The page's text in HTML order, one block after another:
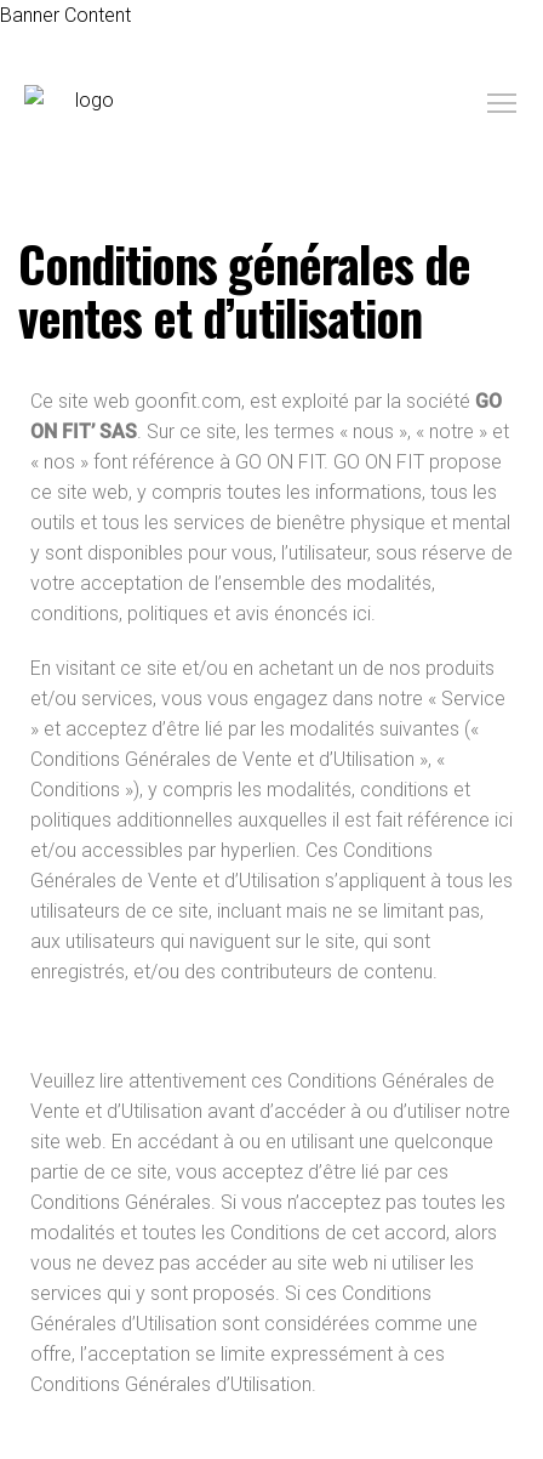
Banner Content
Conditions générales de
ventes et d’utilisation
Ce site web goonfit.com, est exploité par la société GO
ON FIT’ SAS. Sur ce site, les termes « nous », « notre » et
« nos » font référence à GO ON FIT. GO ON FIT propose
ce site web, y compris toutes les informations, tous les
outils et tous les services de bienêtre physique et mental
y sont disponibles pour vous, l’utilisateur, sous réserve de
votre acceptation de l’ensemble des modalités,
conditions, politiques et avis énoncés ici.
En visitant ce site et/ou en achetant un de nos produits
et/ou services, vous vous engagez dans notre « Service
» et acceptez d’être lié par les modalités suivantes («
Conditions Générales de Vente et d’Utilisation », «
Conditions »), y compris les modalités, conditions et
politiques additionnelles auxquelles il est fait référence ici
et/ou accessibles par hyperlien. Ces Conditions
Générales de Vente et d’Utilisation s’appliquent à tous les
utilisateurs de ce site, incluant mais ne se limitant pas,
aux utilisateurs qui naviguent sur le site, qui sont
enregistrés, et/ou des contributeurs de contenu.
Veuillez lire attentivement ces Conditions Générales de
Vente et d’Utilisation avant d’accéder à ou d’utiliser notre
site web. En accédant à ou en utilisant une quelconque
partie de ce site, vous acceptez d’être lié par ces
Conditions Générales. Si vous n’acceptez pas toutes les
modalités et toutes les Conditions de cet accord, alors
vous ne devez pas accéder au site web ni utiliser les
services qui y sont proposés. Si ces Conditions
Générales d’Utilisation sont considérées comme une
offre, l’acceptation se limite expressément à ces
Conditions Générales d’Utilisation.